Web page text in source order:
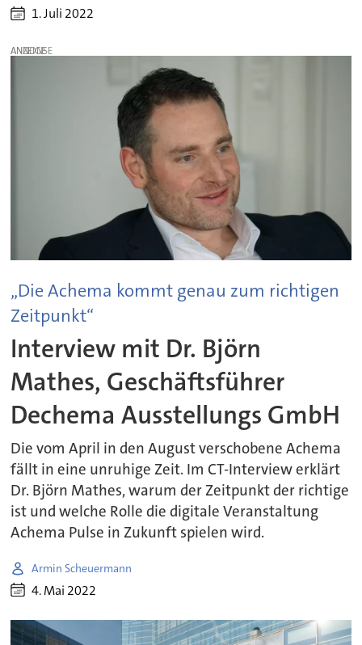
1. Juli 2022
ANZEIGE
„Die Achema kommt genau zum richtigen
Zeitpunkt“
Interview mit Dr. Björn
Mathes, Geschäftsführer
Dechema Ausstellungs GmbH
Die vom April in den August verschobene Achema
fällt in eine unruhige Zeit. Im CT-Interview erklärt
Dr. Björn Mathes, warum der Zeitpunkt der richtige
ist und welche Rolle die digitale Veranstaltung
Achema Pulse in Zukunft spielen wird.
Armin Scheuermann
4. Mai 2022